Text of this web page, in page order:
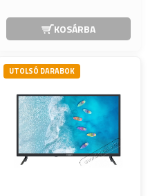
KOSÁRBA
UTOLSÓ DARABOK